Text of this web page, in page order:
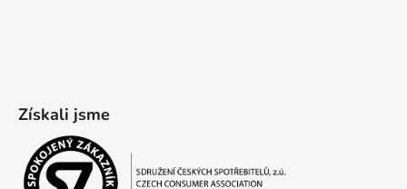
Získali jsme